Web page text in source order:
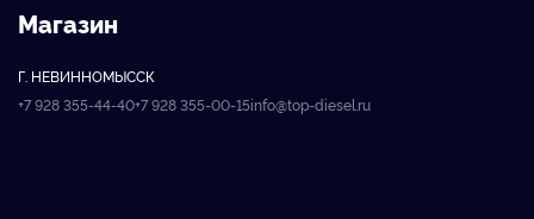
Магазин
Г. НЕВИННОМЫССК
+7 928 355-44-40+7 928 355-00-15info@top-diesel.ru